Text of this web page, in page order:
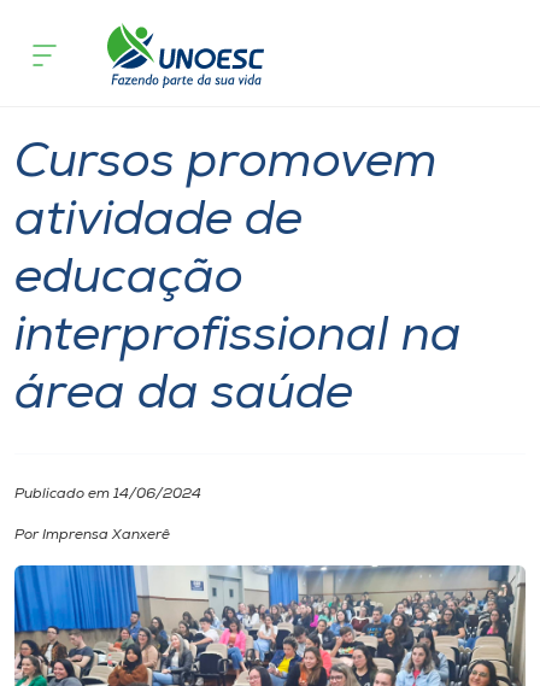
Cursos
Pesquisa
Atendimento ao Estudante
Portal de Ensino
Internacionalização
I.nova
Diplomados
Cursos promovem
atividade de
educação
interprofissional na
área da saúde
Publicado em 14/06/2024
Por Imprensa Xanxerê